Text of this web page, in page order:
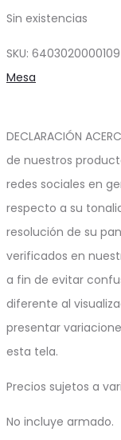
Sin existencias
SKU: 6403020000109
Mesa
DECLARACIÓN
de nuestros
redes sociales en
respecto a su
resolución de su
verificados en
a fin de evitar
diferente al
presentar
esta tela.
Precios sujetos a
No incluye armado.